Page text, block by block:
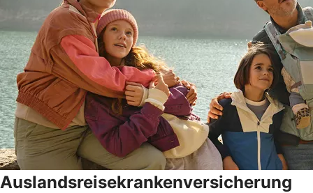
Auslandsreisekrankenversicherung